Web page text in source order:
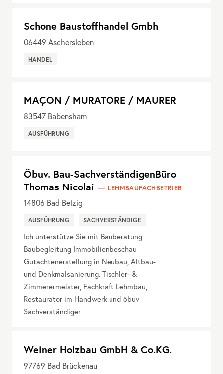
Schone Baustoffhandel Gmbh
06449 Aschersleben
HANDEL
MAÇON / MURATORE / MAURER
83547 Babensham
AUSFÜHRUNG
Öbuv. Bau-SachverständigenBüro
Thomas Nicolai
LEHMBAUFACHBETRIEB
14806 Bad Belzig
AUSFÜHRUNG SACHVERSTÄNDIGE
Ich unterstütze Sie mit Bauberatung
Baubegleitung Immobilienbeschau
Gutachtenerstellung in Neubau, Altbau-
und Denkmalsanierung. Tischler- &
Zimmerermeister, Fachkraft Lehmbau,
Restaurator im Handwerk und öbuv
Sachverständiger
Weiner Holzbau GmbH & Co.KG.
97769 Bad Brückenau